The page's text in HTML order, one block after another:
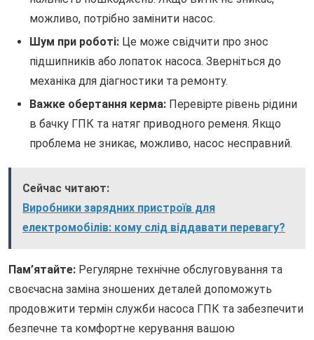
можливо, потрібно замінити насос.
Шум при роботі: Це може свідчити про знос
підшипників або лопаток насоса. Зверніться до
механіка для діагностики та ремонту.
Важке обертання керма: Перевірте рівень рідини
в бачку ГПК та натяг приводного ременя. Якщо
проблема не зникає, можливо, насос несправний.
Сейчас читают:
Виробники зарядних пристроїв для
електромобілів: кому слід віддавати перевагу?
Пам’ятайте: Регулярне технічне обслуговування та
своєчасна заміна зношених деталей допоможуть
продовжити термін служби насоса ГПК та забезпечити
безпечне та комфортне керування вашою